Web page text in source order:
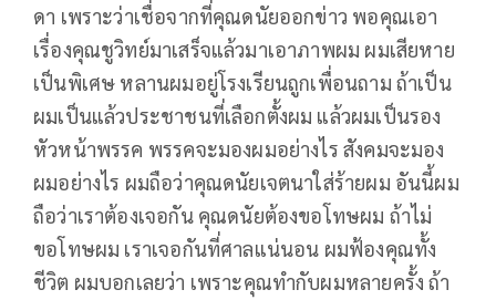
ดา เพราะว่าเชื่อจากที่คุณดนัยออกข่าว พอคุณเอา
เรื่องคุณชูวิทย์มาเสร็จแล้วมาเอาภาพผม ผมเสียหาย
เป็นพิเศษ หลานผมอยู่โรงเรียนถูกเพื่อนถาม ถ้าเป็น
ผมเป็นแล้วประชาชนที่เลือกตั้งผม แล้วผมเป็นรอง
หัวหน้าพรรค พรรคจะมองผมอย่างไร สังคมจะมอง
ผมอย่างไร ผมถือว่าคุณดนัยเจตนาใส่ร้ายผม อันนี้ผม
ถือว่าเราต้องเจอกัน คุณดนัยต้องขอโทษผม ถ้าไม่
ขอโทษผม เราเจอกันที่ศาลแน่นอน ผมฟ้องคุณทั้ง
ชีวิต ผมบอกเลยว่า เพราะคุณทำกับผมหลายครั้ง ถ้า